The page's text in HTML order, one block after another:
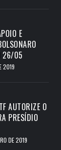
E
26/05
2019
AUTORIZE O
PRESÍDIO
DE 2019